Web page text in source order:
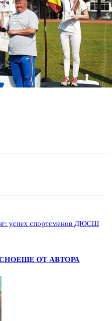
успех спортсменов ДЮСШ
ЕЩЕ ОТ АВТОРА